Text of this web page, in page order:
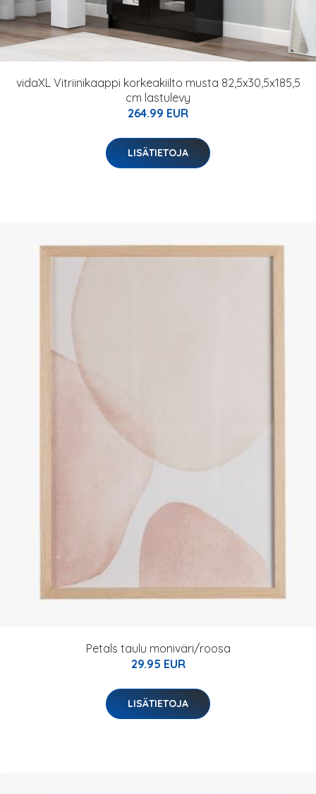
vidaXL Vitriinikaappi korkeakiilto musta 82,5x30,5x185,5
cm lastulevy
264.99 EUR
LISÄTIETOJA
Petals taulu moniväri/roosa
29.95 EUR
LISÄTIETOJA